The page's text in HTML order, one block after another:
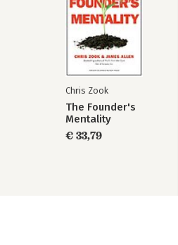
Chris Zook
The Founder's
Mentality
€ 33,79